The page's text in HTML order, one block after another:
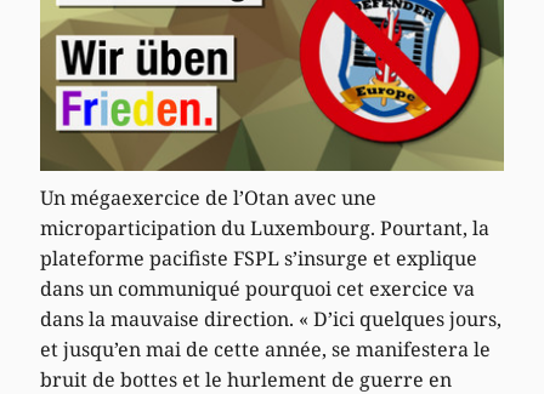
Un mégaexercice de l’Otan avec une
microparticipation du Luxembourg. Pourtant, la
plateforme pacifiste FSPL s’insurge et explique
dans un communiqué pourquoi cet exercice va
dans la mauvaise direction. « D’ici quelques jours,
et jusqu’en mai de cette année, se manifestera le
bruit de bottes et le hurlement de guerre en